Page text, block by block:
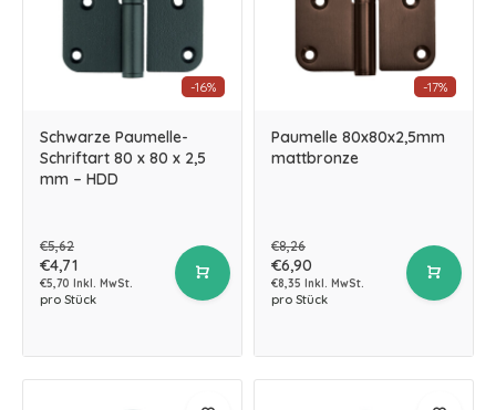
-16%
Schwarze Paumelle-
Schriftart 80 x 80 x 2,5
mm – HDD
€5,62
€4,71
€5,70 Inkl. MwSt.
pro Stück
-17%
Paumelle 80x80x2,5mm
mattbronze
€8,26
€6,90
€8,35 Inkl. MwSt.
pro Stück